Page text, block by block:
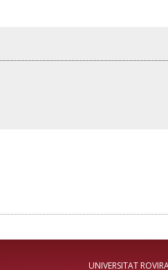
UNIVERSITAT